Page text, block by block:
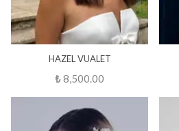
HAZEL VUALET
₺ 8,500.00